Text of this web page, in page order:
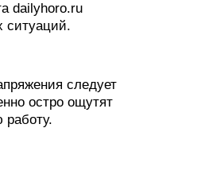
dailyhoro.ru
ситуаций.
следует
остро ощутят